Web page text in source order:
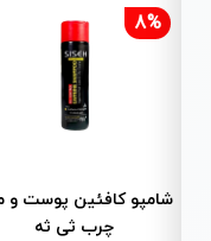
8%
شامپو کافئین پوست و موی
چرب ثی ثه